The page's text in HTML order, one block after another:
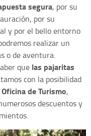
segura, por su
por su
y por el bello entorno
realizar un
o de aventura.
que las pajaritas
con la posibilidad
de Turismo,
descuentos y